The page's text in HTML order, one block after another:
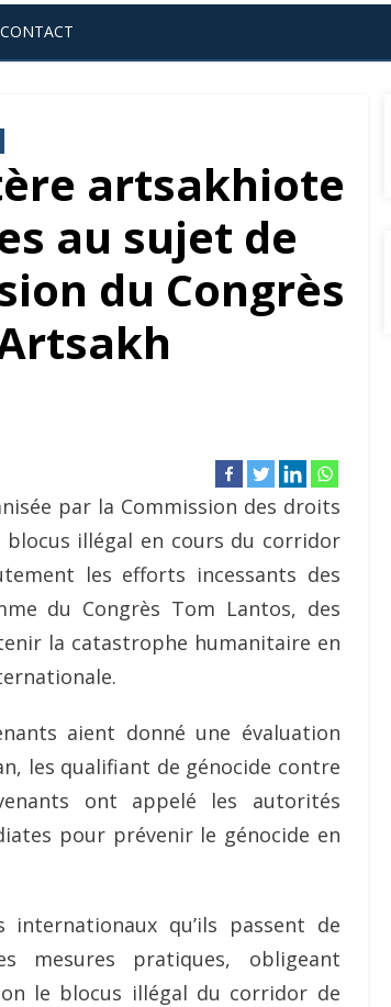
CONTACT
artsakhiote
au sujet de
du Congrès
par la Commission des droits
blocus illégal en cours du corridor
les efforts incessants des
du Congrès Tom Lantos, des
la catastrophe humanitaire en
aient donné une évaluation
les qualifiant de génocide contre
ont appelé les autorités
pour prévenir le génocide en
qu’ils passent de
mesures pratiques, obligeant
le blocus illégal du corridor de